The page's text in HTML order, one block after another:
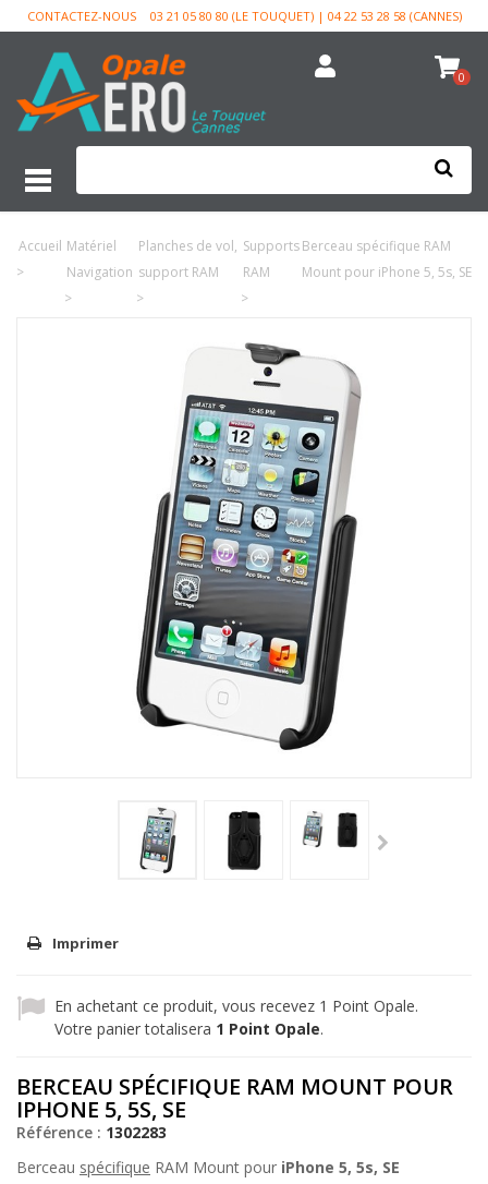
CONTACTEZ-NOUS 03 21 05 80 80 (LE TOUQUET) | 04 22 53 28 58 (CANNES)
0
Accueil
>
Matériel
Navigation
>
Planches de vol,
support RAM
>
Supports
RAM
>
Berceau spécifique RAM
Mount pour iPhone 5, 5s, SE
Imprimer
En achetant ce produit, vous recevez 1 Point Opale.
Votre panier totalisera 1 Point Opale.
BERCEAU SPÉCIFIQUE RAM MOUNT POUR
IPHONE 5, 5S, SE
Référence : 1302283
Berceau spécifique RAM Mount pour iPhone 5, 5s, SE